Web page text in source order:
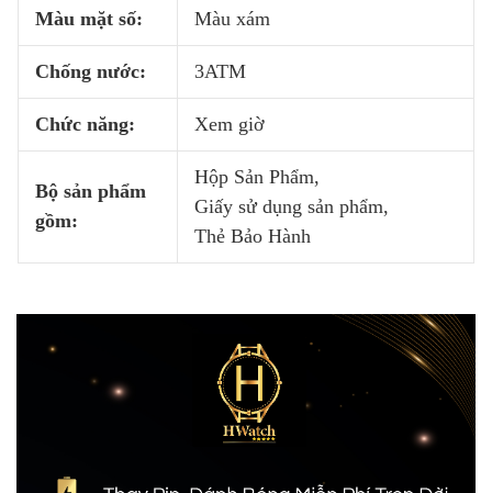
Màu mặt số: Màu xám
Chống nước: 3ATM
Chức năng: Xem giờ
Bộ sản phẩm
gồm:
Hộp Sản Phẩm,
Giấy sử dụng sản phẩm,
Thẻ Bảo Hành